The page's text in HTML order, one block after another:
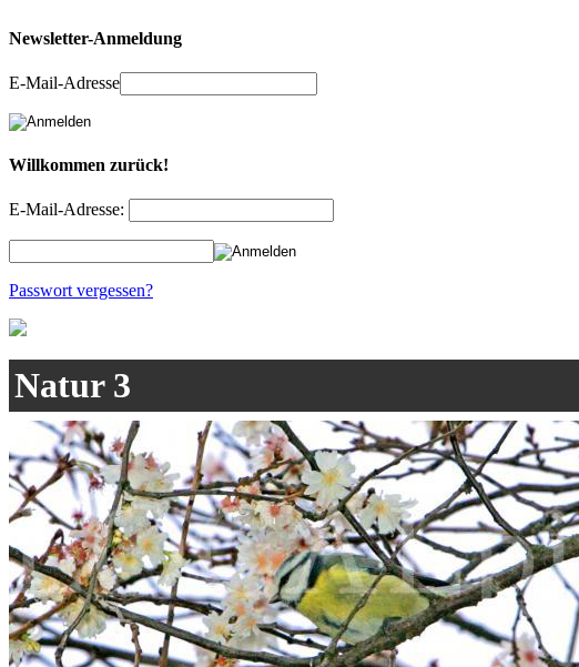
Newsletter-Anmeldung
E-Mail-Adresse
Willkommen zurück!
E-Mail-Adresse:
Passwort vergessen?
Natur 3